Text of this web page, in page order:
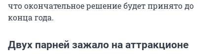
что окончательное решение будет принято до
конца года.
Двух парней зажало на аттракционе